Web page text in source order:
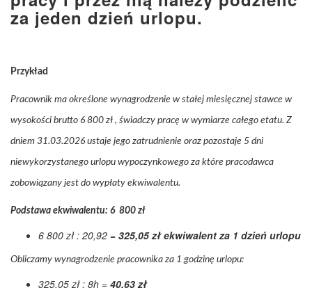
za jeden dzień urlopu.
Przykład
Pracownik ma określone wynagrodzenie w stałej miesięcznej stawce w
wysokości brutto 6 800 zł , świadczy pracę w wymiarze całego etatu. Z
dniem 31.03.2026 ustaje jego zatrudnienie oraz pozostaje 5 dni
niewykorzystanego urlopu wypoczynkowego za które pracodawca
zobowiązany jest do wypłaty ekwiwalentu.
Podstawa ekwiwalentu: 6 800 zł
6 800 zł : 20,92 = 325,05 zł ekwiwalent za 1 dzień urlopu
Obliczamy wynagrodzenie pracownika za 1 godzinę urlopu:
325,05 zł : 8h = 40,63 zł